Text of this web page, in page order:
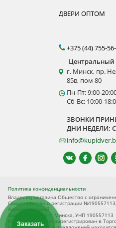
ДВЕРИ ОПТОМ
+375 (44) 755-
Центральный
г. Минск, пр.
85в, пом 80
Пн-Пт: 9:00-
Сб-Вс: 10:00-
ЗВОНКИ
ДНИ НЕДЕЛИ: С
Политика конфиденциальности
Владелец магазина Общество с
Свидетельство о регистрации
Администрацией
Заводского р-на г. Минска, УНП 190557113
Интернет-магазин зарегистрирован в
Заказать